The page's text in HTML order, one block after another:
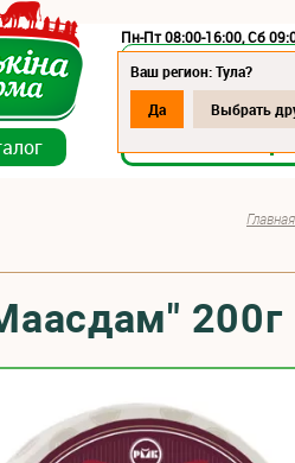
Пн-Пт 08:00-16:00, Сб
Ваш регион: Тула?
Да
Выбрать
Главная
200г